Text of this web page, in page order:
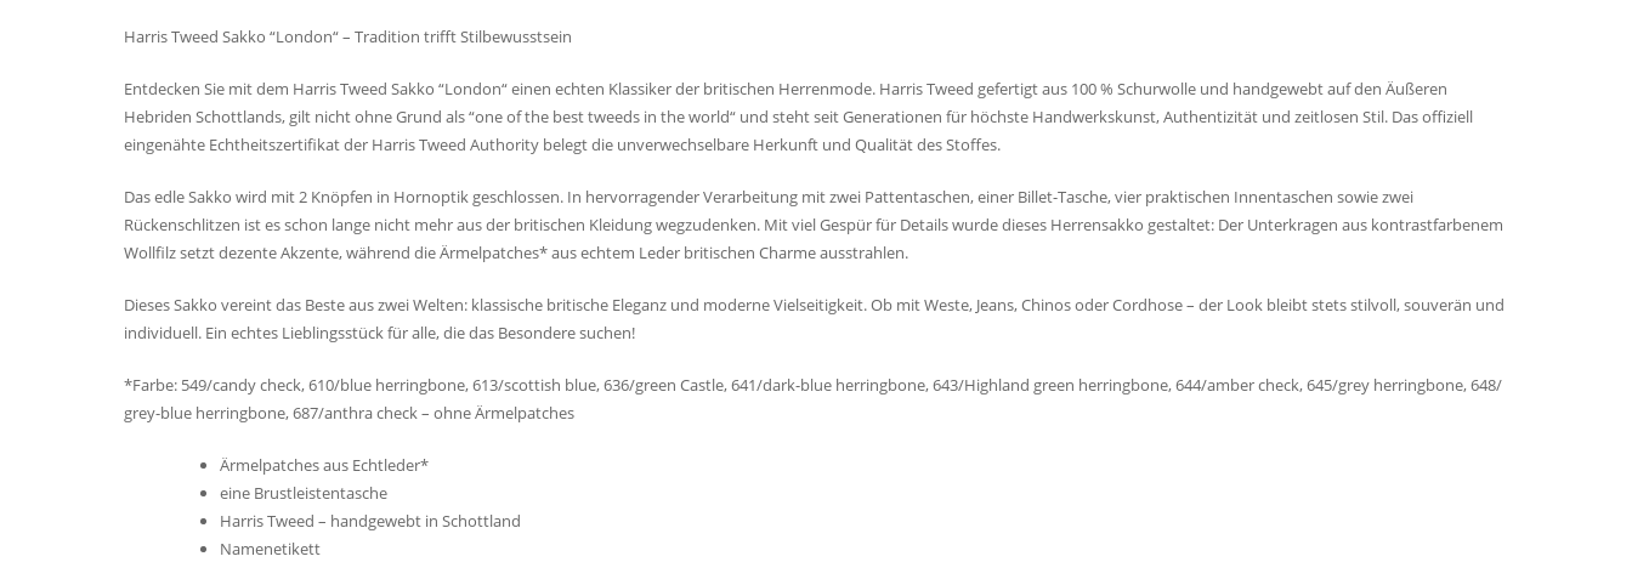
Harris Tweed Sakko “London“ – Tradition trifft Stilbewusstsein
Entdecken Sie mit dem Harris Tweed Sakko “London“ einen echten Klassiker der britischen Herrenmode. Harris Tweed gefertigt aus 100 % Schurwolle und handgewebt auf den Äußeren
Hebriden Schottlands, gilt nicht ohne Grund als “one of the best tweeds in the world“ und steht seit Generationen für höchste Handwerkskunst, Authentizität und zeitlosen Stil. Das offiziell
eingenähte Echtheitszertifikat der Harris Tweed Authority belegt die unverwechselbare Herkunft und Qualität des Stoffes.
Das edle Sakko wird mit 2 Knöpfen in Hornoptik geschlossen. In hervorragender Verarbeitung mit zwei Pattentaschen, einer Billet-Tasche, vier praktischen Innentaschen sowie zwei
Rückenschlitzen ist es schon lange nicht mehr aus der britischen Kleidung wegzudenken. Mit viel Gespür für Details wurde dieses Herrensakko gestaltet: Der Unterkragen aus kontrastfarbenem
Wollfilz setzt dezente Akzente, während die Ärmelpatches* aus echtem Leder britischen Charme ausstrahlen.
Dieses Sakko vereint das Beste aus zwei Welten: klassische britische Eleganz und moderne Vielseitigkeit. Ob mit Weste, Jeans, Chinos oder Cordhose – der Look bleibt stets stilvoll, souverän und
individuell. Ein echtes Lieblingsstück für alle, die das Besondere suchen!
*Farbe: 549/candy check, 610/blue herringbone, 613/scottish blue, 636/green Castle, 641/dark-blue herringbone, 643/Highland green herringbone, 644/amber check, 645/grey herringbone, 648/
grey-blue herringbone, 687/anthra check – ohne Ärmelpatches
Ärmelpatches aus Echtleder*
eine Brustleistentasche
Harris Tweed – handgewebt in Schottland
Namenetikett